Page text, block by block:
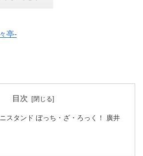
亭-
目次
スタンド ぼっち・ざ・ろっく！ 廣井